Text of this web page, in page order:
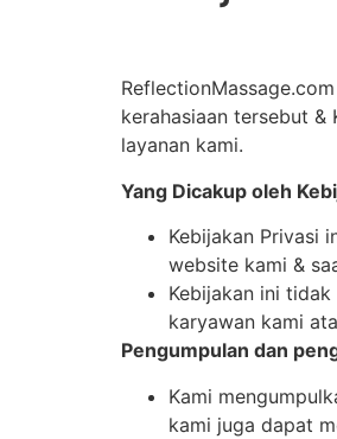
kerahasiaan tersebut
layanan kami.
Yang Dicakup oleh
Kebijakan Privasi
website kami &
Kebijakan ini
karyawan kami
Pengumpulan dan
Kami
kami juga dapat